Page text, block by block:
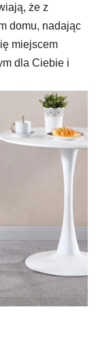
że z
domu, nadając
miejscem
dla Ciebie i